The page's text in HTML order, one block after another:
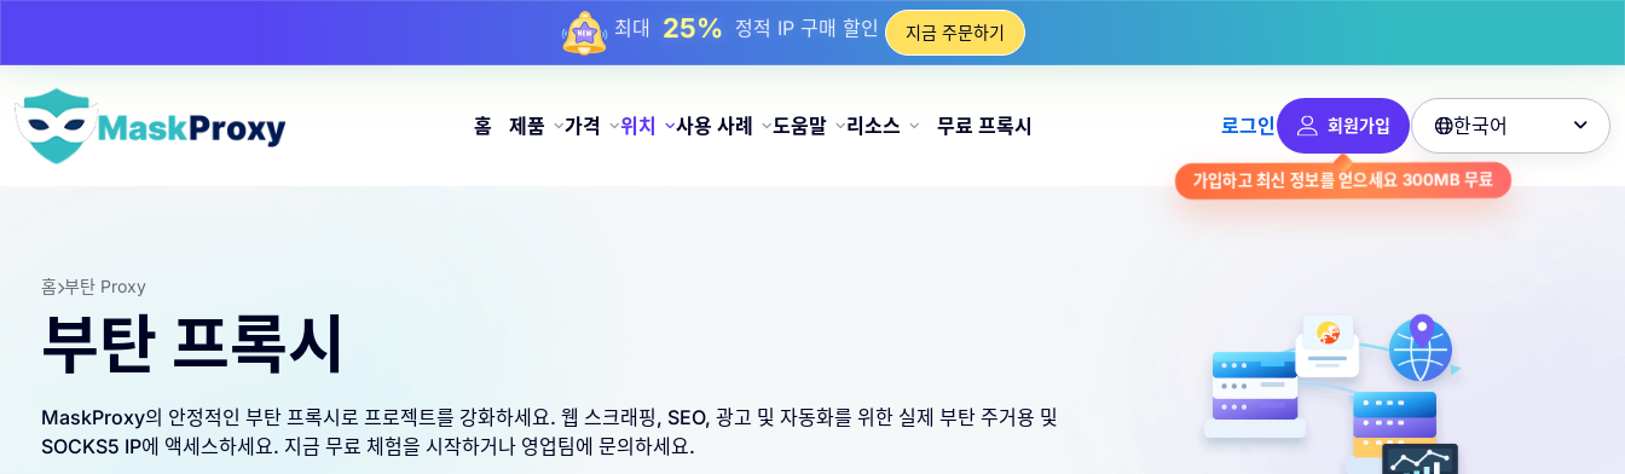
최대 17%충전 시 보너스 할인
최대25%정적 IP 구매 할인
최대
81% 순환 IP 구매 할인
지금 주문하기
홈 제품 가격 위치 사용 사례 도움말 리소스 무료 프록시 로그인 회원가입
가입하고 최신 정보를 얻으세요 300MB무료
한국어 
홈 부탄 Proxy
부탄 프록시
MaskProxy의 안정적인 부탄 프록시로 프로젝트를 강화하세요. 웹 스크래핑, SEO, 광고 및 자동화를 위한 실제 부탄 주거용 및
SOCKS5 IP에 액세스하세요. 지금 무료 체험을 시작하거나 영업팀에 문의하세요.